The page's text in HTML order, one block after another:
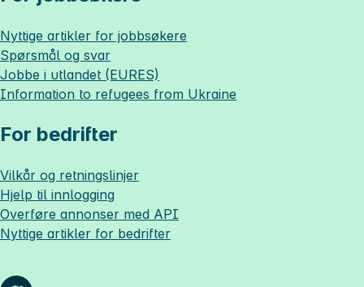
Nyttige artikler for jobbsøkere
Spørsmål og svar
Jobbe i utlandet (EURES)
Information to refugees from Ukraine
For bedrifter
Vilkår og retningslinjer
Hjelp til innlogging
Overføre annonser med API
Nyttige artikler for bedrifter